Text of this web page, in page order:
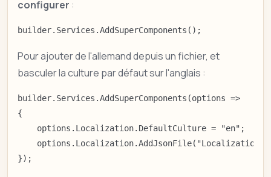
configurer :
builder.Services.AddSuperComponents();
Pour ajouter de l'allemand depuis un fichier, et
basculer la culture par défaut sur l'anglais :
builder.Services.AddSuperComponents(options =>
{
    options.Localization.DefaultCulture = "en";
options.Localization.AddJsonFile("Localization/
});